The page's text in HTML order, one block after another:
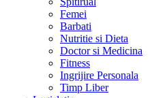
Femei
Barbati
Nutritie si Dieta
Doctor si Medicina
Fitness
Ingrijire Personala
Timp Liber